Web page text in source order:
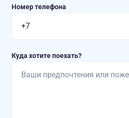
Номер телефона
Куда хотите поехать?